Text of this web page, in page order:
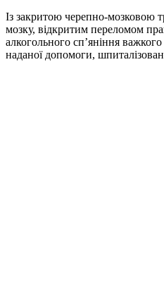
Із закритою черепно-мозковою
мозку, відкритим переломом
алкогольного сп’яніння
наданої допомоги,